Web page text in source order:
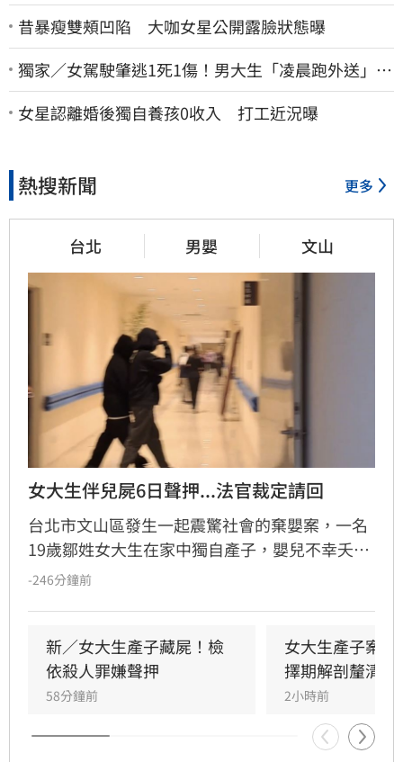
昔暴瘦雙頰凹陷 大咖女星公開露臉狀態曝
獨家／女駕駛肇逃1死1傷！男大生「凌晨跑外送」挨
撞 媽淚：家快瓦解
女星認離婚後獨自養孩0收入 打工近況曝
熱搜新聞 更多
台北 男嬰 文山
女大生伴兒屍6日聲押...法官裁定請回
台北市文山區發生一起震驚社會的棄嬰案，一名
19歲鄒姓女大生在家中獨自產子，嬰兒不幸夭折
後，她竟將遺體藏於房內數日，直至飄散異味才
女雖涉犯殺人罪嫌重大，且有湮滅證據之虞遭檢
方聲請羈押，但台北地方法院審理後，認定其無
逃亡之虞，裁定無保請回。此案揭露了年輕女性
隱匿懷孕的社會隱憂，全案目前正由檢警深入調
查中，釐清嬰兒死亡真相與鄒女當時的犯罪動
-246分鐘前
新／女大生產子藏屍！檢
依殺人罪嫌聲押
58分鐘前
女大生產子案
擇期解剖釐清死
2小時前